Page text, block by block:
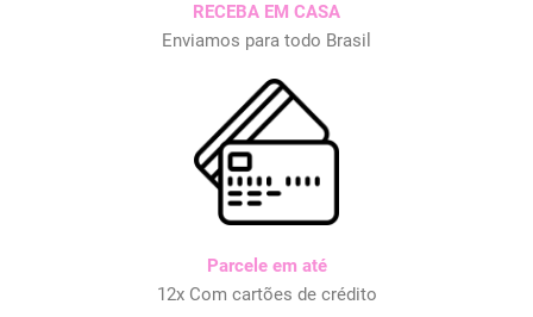
RECEBA EM CASA
Enviamos para todo Brasil
Parcele em até
12x Com cartões de crédito